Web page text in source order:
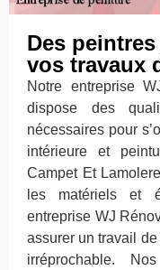
Des
vos travaux
Notre entreprise
dispose des
nécessaires pour
intérieure et
Campet Et
les matériels et
entreprise WJ
assurer un travail
irréprochable.